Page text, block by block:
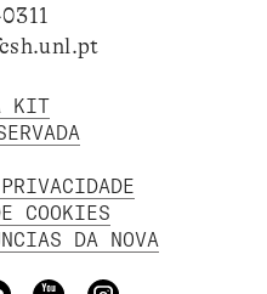
KIT
COOKIES
DA NOVA